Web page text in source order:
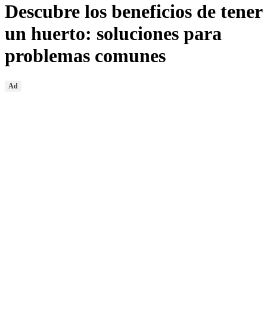
Descubre los beneficios de tener
un huerto: soluciones para
problemas comunes
Ad